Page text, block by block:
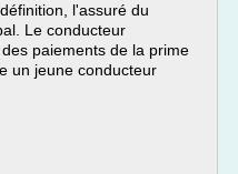
l'assuré du
Le conducteur
paiements de la prime
un jeune conducteur